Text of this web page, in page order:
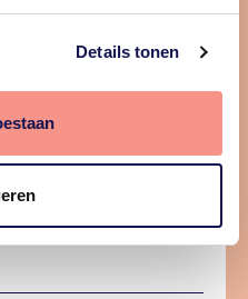
Details tonen
door uw